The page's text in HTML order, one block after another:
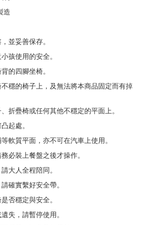
造
並妥善保存。
孩使用的安全。
的四腳坐椅。
穩的椅子上，及無法將本商品固定而有掉
折疊椅或任何其他不穩定的平面上。
起處。
軟質平面，亦不可在汽車上使用。
必裝上餐盤之後才操作。
大人全程陪同。
確實繫好安全帶。
否穩定與安全。
失，請暫停使用。